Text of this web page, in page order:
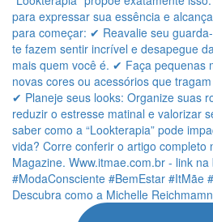
Descubra como a Michelle